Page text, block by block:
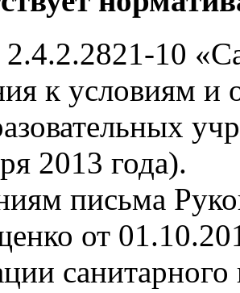
10
к условиям и
2013 года).
письма
от